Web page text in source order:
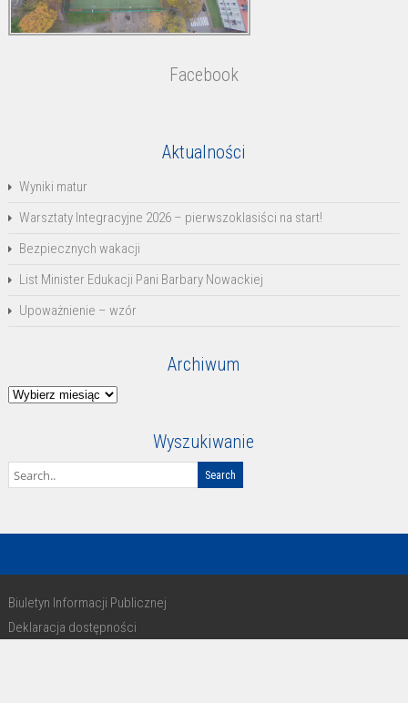
Facebook
Aktualności
Wyniki matur
Warsztaty Integracyjne 2026 – pierwszoklasiści na start!
Bezpiecznych wakacji
List Minister Edukacji Pani Barbary Nowackiej
Upoważnienie – wzór
Archiwum
Archiwum
Wyszukiwanie
Biuletyn Informacji Publicznej
Deklaracja dostępności